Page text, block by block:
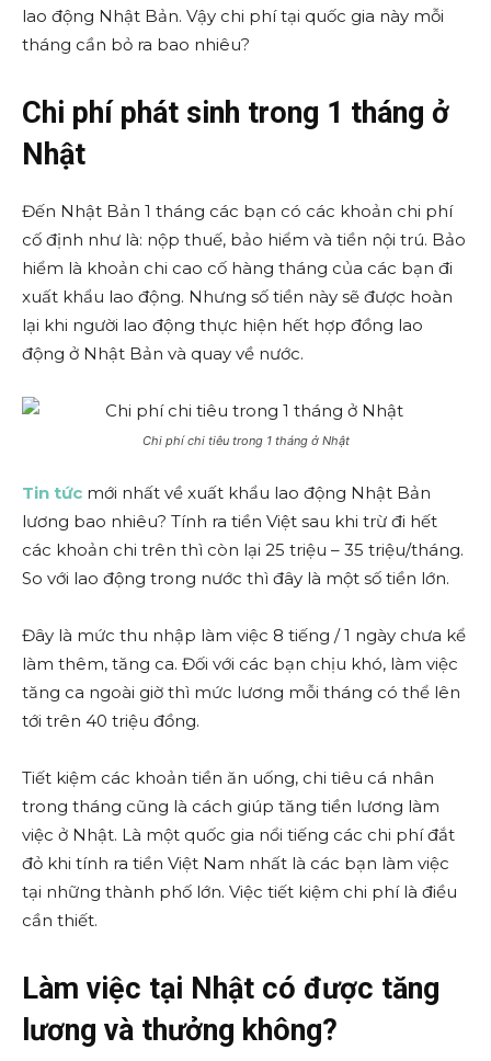
lao động Nhật Bản. Vậy chi phí tại quốc gia này mỗi
tháng cần bỏ ra bao nhiêu?
Chi phí phát sinh trong 1 tháng ở
Nhật
Đến Nhật Bản 1 tháng các bạn có các khoản chi phí
cố định như là: nộp thuế, bảo hiểm và tiền nội trú. Bảo
hiểm là khoản chi cao cố hàng tháng của các bạn đi
xuất khẩu lao động. Nhưng số tiền này sẽ được hoàn
lại khi người lao động thực hiện hết hợp đồng lao
động ở Nhật Bản và quay về nước.
Chi phí chi tiêu trong 1 tháng ở Nhật
Tin tức mới nhất về xuất khẩu lao động Nhật Bản
lương bao nhiêu? Tính ra tiền Việt sau khi trừ đi hết
các khoản chi trên thì còn lại 25 triệu – 35 triệu/tháng.
So với lao động trong nước thì đây là một số tiền lớn.
Đây là mức thu nhập làm việc 8 tiếng / 1 ngày chưa kể
làm thêm, tăng ca. Đối với các bạn chịu khó, làm việc
tăng ca ngoài giờ thì mức lương mỗi tháng có thể lên
tới trên 40 triệu đồng.
Tiết kiệm các khoản tiền ăn uống, chi tiêu cá nhân
trong tháng cũng là cách giúp tăng tiền lương làm
việc ở Nhật. Là một quốc gia nổi tiếng các chi phí đắt
đỏ khi tính ra tiền Việt Nam nhất là các bạn làm việc
tại những thành phố lớn. Việc tiết kiệm chi phí là điều
cần thiết.
Làm việc tại Nhật có được tăng
lương và thưởng không?